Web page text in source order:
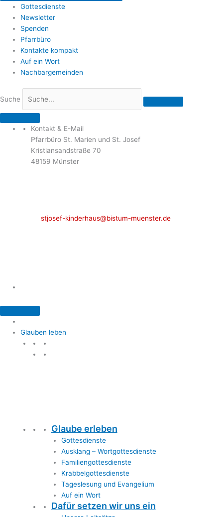
Gottesdienste
Newsletter
Spenden
Pfarrbüro
Kontakte kompakt
Auf ein Wort
Nachbargemeinden
Suche
Kontakt & E-Mail
Pfarrbüro St. Marien und St. Josef
Kristiansandstraße 70
48159 Münster
stjosef-kinderhaus@bistum-muenster.de
Glauben leben
Glaube erleben
Gottesdienste
Ausklang – Wortgottesdienste
Familiengottesdienste
Krabbelgottesdienste
Tageslesung und Evangelium
Auf ein Wort
Dafür setzen wir uns ein